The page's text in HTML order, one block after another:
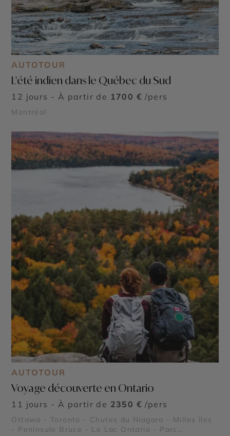
AUTOTOUR
L'été indien dans le Québec du Sud
12 jours - À partir de 1700 € /pers
Montréal
AUTOTOUR
Voyage découverte en Ontario
11 jours - À partir de 2350 € /pers
Ottawa - Toronto - Chutes du Niagara - Milles îles
- Peninsule Bruce - Le Lac Ontario - Parc